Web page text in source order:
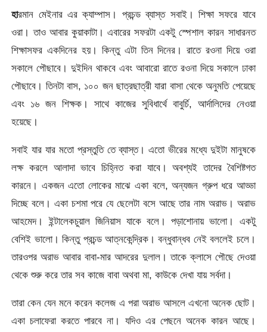
হারমান মেইনার এর ক্যাম্পাস। প্রচন্ড ব্যাস্ত সবাই। শিক্ষা সফরে যাবে
ওরা। তাও আবার কুয়াকাটা। এবারের সফরটা একটু স্পেশাল কারন সাধারনত
শিক্ষাসফর একদিনের হয়। কিন্তু এটা তিন দিনের। রাতে রওনা দিয়ে ওরা
সকালে পৌছাবে। দুইদিন থাকবে এবং আবারো রাতে রওনা দিয়ে সকালে ঢাকা
পৌছাবে। তিনটা বাস, ১০০ জন ছাত্রছাত্রী যারা বাসা থেকে অনুমতি পেয়েছে
এবং ১৬ জন শিক্ষক। সাথে কাজের সুবিধার্থে বাবুর্চি, আর্দালিদের নেওয়া
হয়েছে।
সবাই যার যার মতো প্রস্তুতি তে ব্যাস্ত। এতো ভীরের মধ্যে দুইটা মানুষকে
লক্ষ করলে আলাদা ভাবে চিহ্নিত করা যাবে। অবশ্যই তাদের বৈশিষ্টগত
কারনে। একজন এতো লোকের মাঝে একা বলে, অন্যজন গ্রুপ ধরে আড্ডা
দিচ্ছে বলে। একা চশমা পরে যে ছেলেটা বসে আছে তার নাম অরাভ। অরাভ
আহমেদ। ইন্টালেকচুয়াল জিনিয়াস যাকে বলে। পড়াশোনায় ভালো। একটু
বেশিই ভালো। কিন্তু প্রচন্ড আত্নকেন্দ্রিক। বন্ধুবান্ধব নেই বললেই চলে।
তারওপর অরাভ আবার বাবা-মার আদরের দুলাল। তাকে ক্লাসে পৌছে দেওয়া
থেকে শুরু করে তার সব কাজে বাবা অথবা মা, কাউকে দেখা যায় সর্বদা।
তারা কেন যেন মনে করেন কলেজ এ পরা অরাভ আসলে এখনো অনেক ছোট।
একা চলাফেরা করতে পারবে না। যদিও এর পেছনে অনেক কারন আছে।